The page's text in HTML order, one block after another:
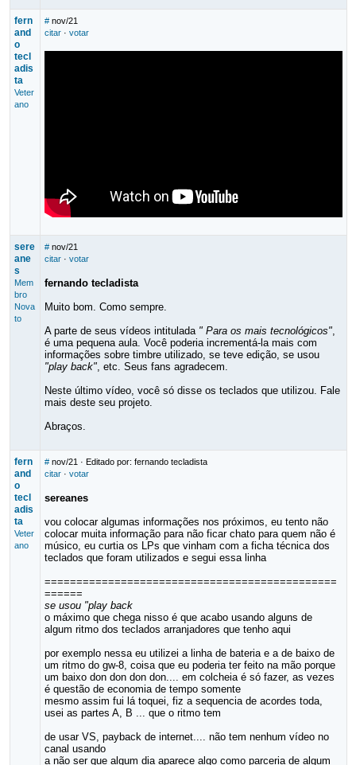
fern
and
o
tecl
adis
ta
Veter
ano
# nov/21
citar· votar
sere
ane
s
Mem
bro
Nova
to
# nov/21
citar· votar
fernando tecladista
Muito bom. Como sempre.
A parte de seus vídeos intitulada " Para os mais tecnológicos",
é uma pequena aula. Você poderia incrementá-la mais com
informações sobre timbre utilizado, se teve edição, se usou
"play back", etc. Seus fans agradecem.
Neste último vídeo, você só disse os teclados que utilizou. Fale
mais deste seu projeto.
Abraços.
fern
and
o
tecl
adis
ta
Veter
ano
# nov/21 · Editado por: fernando tecladista
citar· votar
sereanes
vou colocar algumas informações nos próximos, eu tento não
colocar muita informação para não ficar chato para quem não é
músico, eu curtia os LPs que vinham com a ficha técnica dos
teclados que foram utilizados e segui essa linha
==============================================
======
se usou "play back
o máximo que chega nisso é que acabo usando alguns de
algum ritmo dos teclados arranjadores que tenho aqui
por exemplo nessa eu utilizei a linha de bateria e a de baixo de
um ritmo do gw-8, coisa que eu poderia ter feito na mão porque
um baixo don don don don.... em colcheia é só fazer, as vezes
é questão de economia de tempo somente
mesmo assim fui lá toquei, fiz a sequencia de acordes toda,
usei as partes A, B ... que o ritmo tem
de usar VS, payback de internet.... não tem nenhum vídeo no
canal usando
a não ser que algum dia aparece algo como parceria de algum